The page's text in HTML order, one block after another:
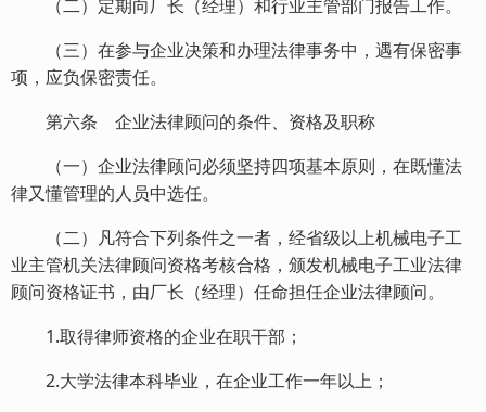
（二）定期向厂长（经理）和行业主管部门报告工作。
（三）在参与企业决策和办理法律事务中，遇有保密事
项，应负保密责任。
第六条 企业法律顾问的条件、资格及职称
（一）企业法律顾问必须坚持四项基本原则，在既懂法
律又懂管理的人员中选任。
（二）凡符合下列条件之一者，经省级以上机械电子工
业主管机关法律顾问资格考核合格，颁发机械电子工业法律
顾问资格证书，由厂长（经理）任命担任企业法律顾问。
1.取得律师资格的企业在职干部；
2.大学法律本科毕业，在企业工作一年以上；